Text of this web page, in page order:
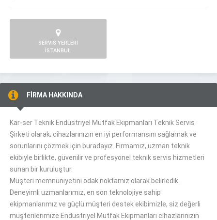
SERVİS YERLERİ
İSTANBUL
FİRMA HAKKINDA
Kar-ser Teknik Endüstriyel Mutfak Ekipmanları Teknik Servis
Şirketi olarak; cihazlarınızın en iyi performansını sağlamak ve
sorunlarını çözmek için buradayız. Firmamız, uzman teknik
ekibiyle birlikte, güvenilir ve profesyonel teknik servis hizmetleri
sunan bir kuruluştur.
Müşteri memnuniyetini odak noktamız olarak belirledik.
Deneyimli uzmanlarımız, en son teknolojiye sahip
ekipmanlarımız ve güçlü müşteri destek ekibimizle, siz değerli
müşterilerimize Endüstriyel Mutfak Ekipmanları cihazlarınızın